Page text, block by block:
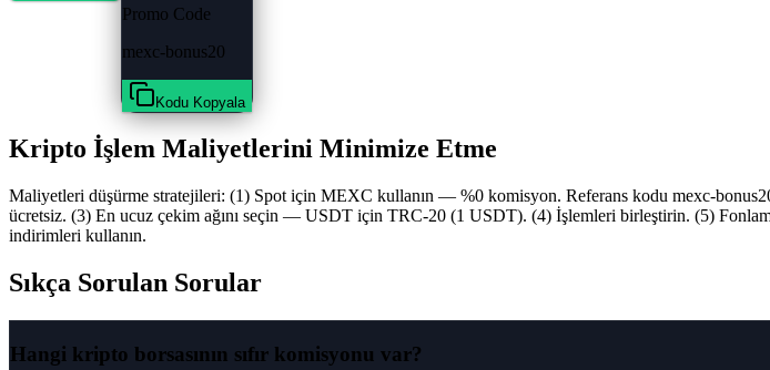
Promo Code
mexc-bonus20
Kodu Kopyala
Kripto İşlem Maliyetlerini Minimize Etme
Maliyetleri düşürme stratejileri: (1) Spot için MEXC kullanın — %0 komisyon. Referans kodu mexc-
ücretsiz. (3) En ucuz çekim ağını seçin — USDT için TRC-20 (1 USDT). (4) İşlemleri birleştirin. (5)
indirimleri kullanın.
Sıkça Sorulan Sorular
Hangi kripto borsasının sıfır komisyonu var?